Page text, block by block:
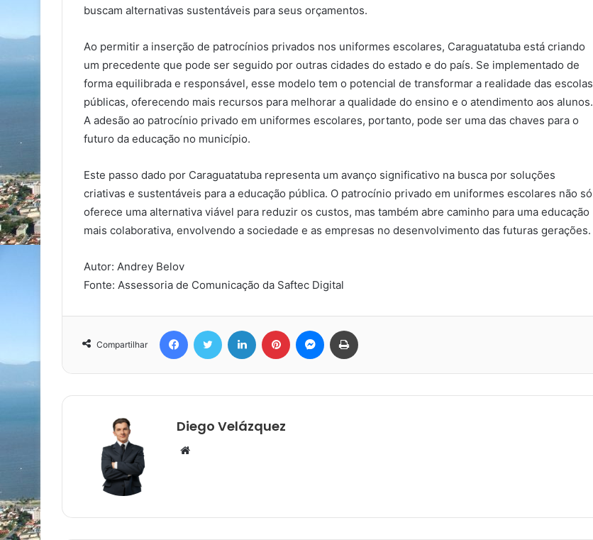
buscam alternativas sustentáveis para seus orçamentos.
Ao permitir a inserção de patrocínios privados nos uniformes escolares, Caraguatatuba está criando
um precedente que pode ser seguido por outras cidades do estado e do país. Se implementado de
forma equilibrada e responsável, esse modelo tem o potencial de transformar a realidade das escolas
públicas, oferecendo mais recursos para melhorar a qualidade do ensino e o atendimento aos alunos.
A adesão ao patrocínio privado em uniformes escolares, portanto, pode ser uma das chaves para o
futuro da educação no município.
Este passo dado por Caraguatatuba representa um avanço significativo na busca por soluções
criativas e sustentáveis para a educação pública. O patrocínio privado em uniformes escolares não só
oferece uma alternativa viável para reduzir os custos, mas também abre caminho para uma educação
mais colaborativa, envolvendo a sociedade e as empresas no desenvolvimento das futuras gerações.
Autor: Andrey Belov
Fonte: Assessoria de Comunicação da Saftec Digital
Compartilhar
FacebookTwitter Linkedin Pinterest Messenger
Diego Velázquez
Website